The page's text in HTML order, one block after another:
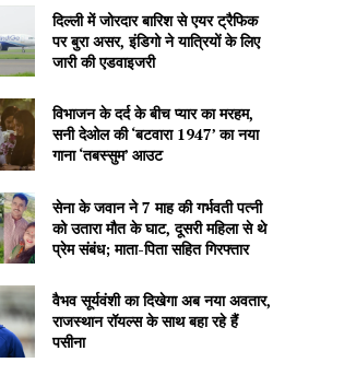
दिल्ली में जोरदार बारिश से एयर ट्रैफिक
पर बुरा असर, इंडिगो ने यात्रियों के लिए
जारी की एडवाइजरी
विभाजन के दर्द के बीच प्यार का मरहम,
सनी देओल की ‘बटवारा 1947’ का नया
गाना ‘तबस्सुम’ आउट
सेना के जवान ने 7 माह की गर्भवती पत्नी
को उतारा मौत के घाट, दूसरी महिला से थे
प्रेम संबंध; माता-पिता सहित गिरफ्तार
वैभव सूर्यवंशी का दिखेगा अब नया अवतार,
राजस्थान रॉयल्स के साथ बहा रहे हैं
पसीना